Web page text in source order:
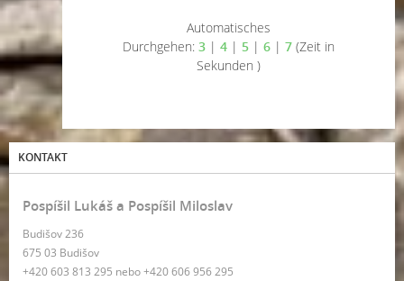
Automatisches
Durchgehen: 3 | 4 | 5 | 6 | 7 (Zeit in
Sekunden )
KONTAKT
Pospíšil Lukáš a Pospíšil Miloslav
Budišov 236
675 03 Budišov
+420 603 813 295 nebo +420 606 956 295